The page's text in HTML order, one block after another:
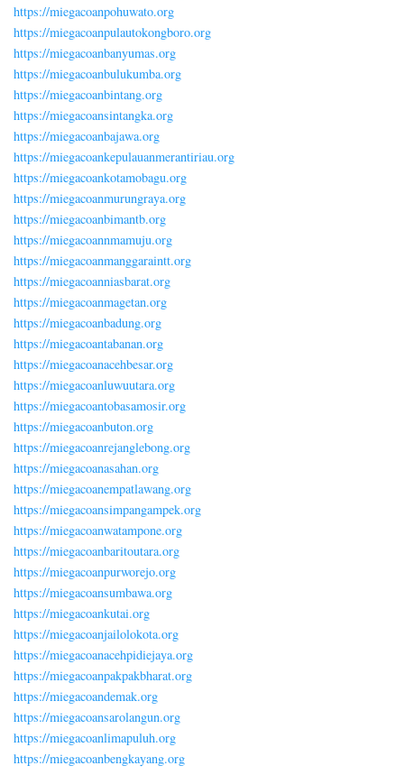
https://miegacoanpohuwato.org
https://miegacoanpulautokongboro.org
https://miegacoanbanyumas.org
https://miegacoanbulukumba.org
https://miegacoanbintang.org
https://miegacoansintangka.org
https://miegacoanbajawa.org
https://miegacoankepulauanmerantiriau.org
https://miegacoankotamobagu.org
https://miegacoanmurungraya.org
https://miegacoanbimantb.org
https://miegacoannmamuju.org
https://miegacoanmanggaraintt.org
https://miegacoanniasbarat.org
https://miegacoanmagetan.org
https://miegacoanbadung.org
https://miegacoantabanan.org
https://miegacoanacehbesar.org
https://miegacoanluwuutara.org
https://miegacoantobasamosir.org
https://miegacoanbuton.org
https://miegacoanrejanglebong.org
https://miegacoanasahan.org
https://miegacoanempatlawang.org
https://miegacoansimpangampek.org
https://miegacoanwatampone.org
https://miegacoanbaritoutara.org
https://miegacoanpurworejo.org
https://miegacoansumbawa.org
https://miegacoankutai.org
https://miegacoanjailolokota.org
https://miegacoanacehpidiejaya.org
https://miegacoanpakpakbharat.org
https://miegacoandemak.org
https://miegacoansarolangun.org
https://miegacoanlimapuluh.org
https://miegacoanbengkayang.org